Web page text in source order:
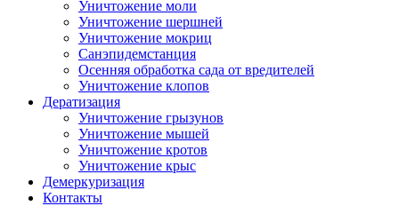
Уничтожение моли
Уничтожение шершней
Уничтожение мокриц
Санэпидемстанция
Осенняя обработка сада от вредителей
Уничтожение клопов
Дератизация
Уничтожение грызунов
Уничтожение мышей
Уничтожение кротов
Уничтожение крыс
Демеркуризация
Контакты